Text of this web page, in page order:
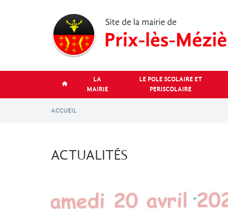
LA
MAIRIE
LE POLE SCOLAIRE ET
PERISCOLAIRE
ACCUEIL
ACTUALITÉS